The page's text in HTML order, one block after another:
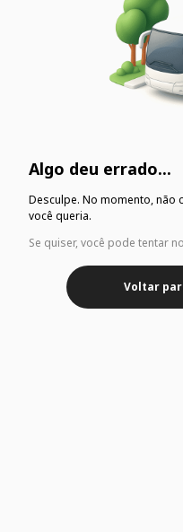
Algo deu errado...
Desculpe. No momento, não
você queria.
Se quiser, você pode tentar
Voltar